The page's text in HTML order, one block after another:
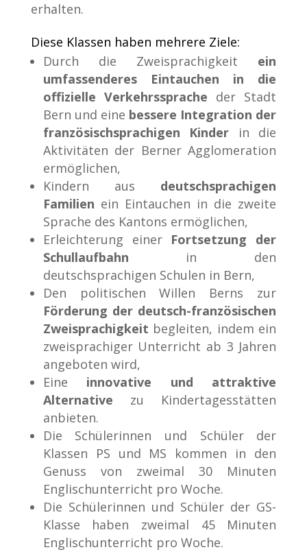
erhalten.
Diese Klassen haben mehrere Ziele:
Durch die Zweisprachigkeit ein
umfassenderes Eintauchen in die
offizielle Verkehrssprache der Stadt
Bern und eine bessere Integration der
französischsprachigen Kinder in die
Aktivitäten der Berner Agglomeration
ermöglichen,
Kindern aus deutschsprachigen
Familien ein Eintauchen in die zweite
Sprache des Kantons ermöglichen,
Erleichterung einer Fortsetzung der
Schullaufbahn in den
deutschsprachigen Schulen in Bern,
Den politischen Willen Berns zur
Förderung der deutsch-französischen
Zweisprachigkeit begleiten, indem ein
zweisprachiger Unterricht ab 3 Jahren
angeboten wird,
Eine innovative und attraktive
Alternative zu Kindertagesstätten
anbieten.
Die Schülerinnen und Schüler der
Klassen PS und MS kommen in den
Genuss von zweimal 30 Minuten
Englischunterricht pro Woche.
Die Schülerinnen und Schüler der GS-
Klasse haben zweimal 45 Minuten
Englischunterricht pro Woche.